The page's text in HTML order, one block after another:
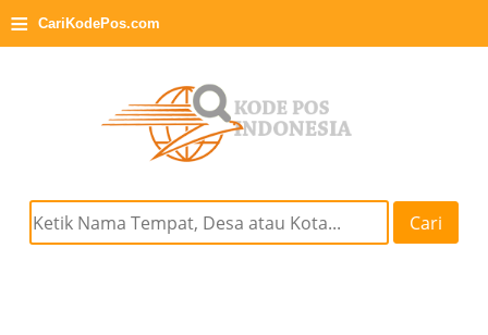
≡ CariKodePos.com
Cari